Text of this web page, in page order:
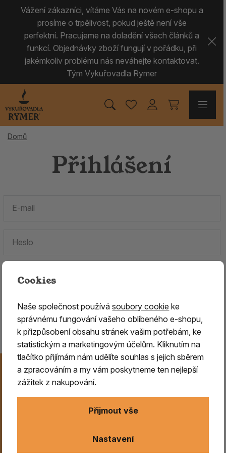
Vážení zákazníci, vítáme Vás na novém e-shopu a
prosíme o trpělivost, pokud ještě není vše
perfektní. Pracujeme na doladění všech článků a
funkcí. Objednávky zboží fungují v pořádku, při
jakémkoliv problému nás neváhejte kontaktovat.
Tým Vykuřovadla Rymer
Domů
Přihlášení
Zapomenuté heslo.
Jste tu poprvé?Zaregistrujte se
Novinky na Váš e-mail
Už nikdy nezmeškejte naše novinky, akce a speciální
nabídky. Přihlášení můžete kdykoliv zrušit.
Cookies
Naše společnost používásoubory cookie ke
správnému fungování vašeho oblíbeného e-shopu,
k přizpůsobení obsahu stránek vašim potřebám, ke
statistickým a marketingovým účelům. Kliknutím na
tlačítko přijímám nám udělíte souhlas s jejich sběrem
a zpracováním a my vám poskytneme ten nejlepší
zážitek z nakupování.
Nastavení
Přijmout vše